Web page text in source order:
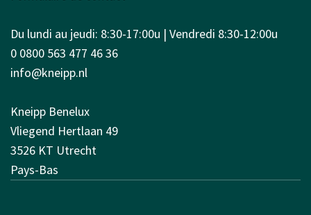
Du lundi au jeudi: 8:30-17:00u | Vendredi 8:30-12:00u
0 0800 563 477 46 36
info@kneipp.nl
Kneipp Benelux
Vliegend Hertlaan 49
3526 KT Utrecht
Pays-Bas